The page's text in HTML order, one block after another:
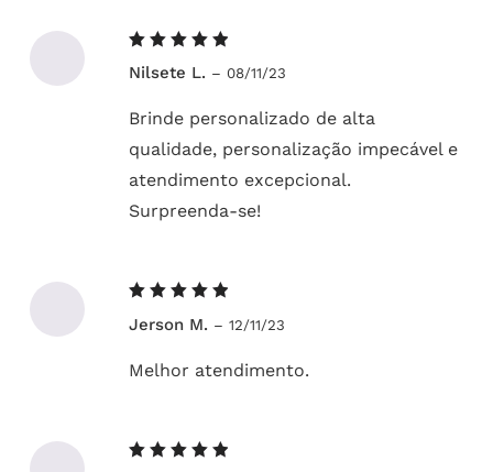
5de 5
Nilsete L. – 08/11/23
Brinde personalizado de alta
qualidade, personalização impecável e
atendimento excepcional.
Surpreenda-se!
5de 5
Jerson M. – 12/11/23
Melhor atendimento.